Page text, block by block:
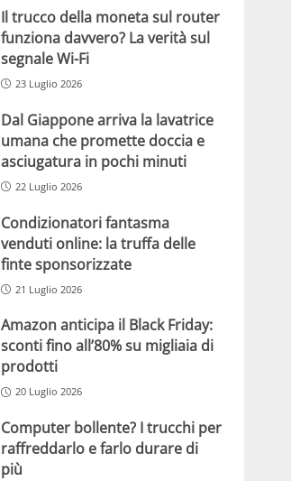
Il trucco della moneta sul router
funziona davvero? La verità sul
segnale Wi-Fi
23 Luglio 2026
Dal Giappone arriva la lavatrice
umana che promette doccia e
asciugatura in pochi minuti
22 Luglio 2026
Condizionatori fantasma
venduti online: la truffa delle
finte sponsorizzate
21 Luglio 2026
Amazon anticipa il Black Friday:
sconti fino all’80% su migliaia di
prodotti
20 Luglio 2026
Computer bollente? I trucchi per
raffreddarlo e farlo durare di
più